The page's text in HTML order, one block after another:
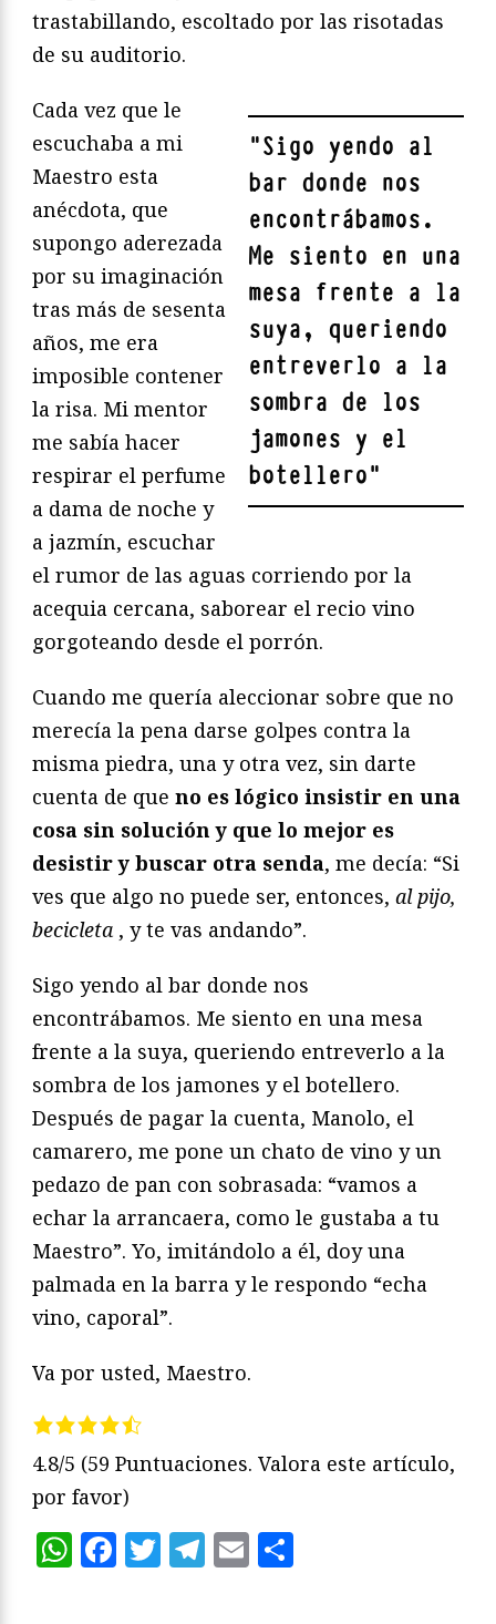
trastabillando, escoltado por las risotadas
de su auditorio.
"Sigo yendo al
bar donde nos
encontrábamos.
Me siento en una
mesa frente a la
suya, queriendo
entreverlo a la
sombra de los
jamones y el
botellero"
Cada vez que le
escuchaba a mi
Maestro esta
anécdota, que
supongo aderezada
por su imaginación
tras más de sesenta
años, me era
imposible contener
la risa. Mi mentor
me sabía hacer
respirar el perfume
a dama de noche y
a jazmín, escuchar
el rumor de las aguas corriendo por la
acequia cercana, saborear el recio vino
gorgoteando desde el porrón.
Cuando me quería aleccionar sobre que no
merecía la pena darse golpes contra la
misma piedra, una y otra vez, sin darte
cuenta de que no es lógico insistir en una
cosa sin solución y que lo mejor es
desistir y buscar otra senda, me decía: “Si
ves que algo no puede ser, entonces, al pijo,
becicleta , y te vas andando”.
Sigo yendo al bar donde nos
encontrábamos. Me siento en una mesa
frente a la suya, queriendo entreverlo a la
sombra de los jamones y el botellero.
Después de pagar la cuenta, Manolo, el
camarero, me pone un chato de vino y un
pedazo de pan con sobrasada: “vamos a
echar la arrancaera, como le gustaba a tu
Maestro”. Yo, imitándolo a él, doy una
palmada en la barra y le respondo “echa
vino, caporal”.
Va por usted, Maestro.
4.8/5 (59 Puntuaciones. Valora este artículo,
por favor)
WhatsApp
Facebook
Twitter
Telegram
Email